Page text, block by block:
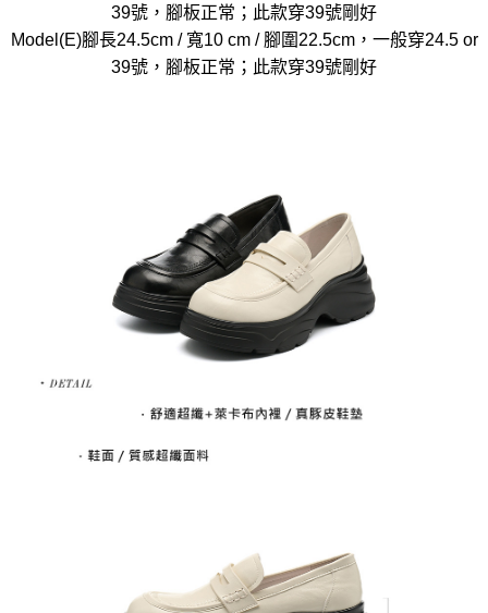
39號，腳板正常；此款穿39號剛好
Model(E)腳長24.5cm / 寬10 cm / 腳圍22.5cm，一般穿24.5 or
39號，腳板正常；此款穿39號剛好